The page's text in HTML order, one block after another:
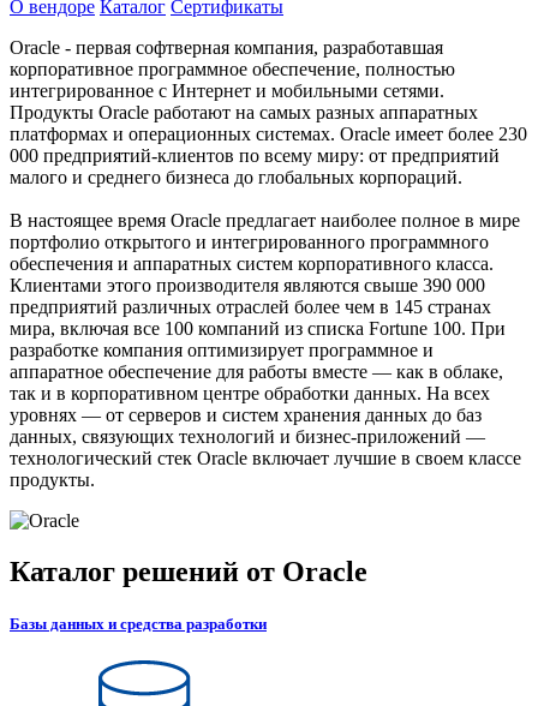
О вендоре Каталог Сертификаты
Oracle - первая софтверная компания, разработавшая
корпоративное программное обеспечение, полностью
интегрированное с Интернет и мобильными сетями.
Продукты Oracle работают на самых разных аппаратных
платформах и операционных системах. Oracle имеет более 230
000 предприятий-клиентов по всему миру: от предприятий
малого и среднего бизнеса до глобальных корпораций.
В настоящее время Oracle предлагает наиболее полное в мире
портфолио открытого и интегрированного программного
обеспечения и аппаратных систем корпоративного класса.
Клиентами этого производителя являются свыше 390 000
предприятий различных отраслей более чем в 145 странах
мира, включая все 100 компаний из списка Fortune 100. При
разработке компания оптимизирует программное и
аппаратное обеспечение для работы вместе — как в облаке,
так и в корпоративном центре обработки данных. На всех
уровнях — от серверов и систем хранения данных до баз
данных, связующих технологий и бизнес-приложений —
технологический стек Oracle включает лучшие в своем классе
продукты.
Каталог решений от Oracle
Базы данных и средства разработки